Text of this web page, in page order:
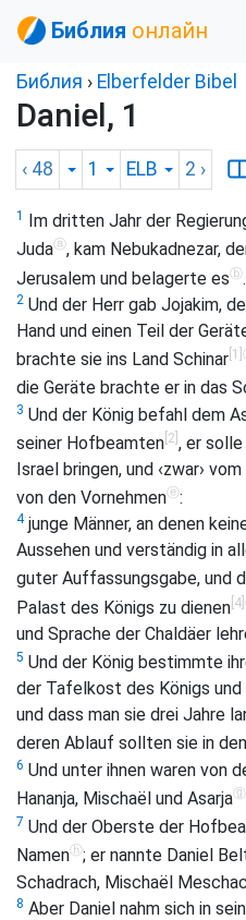
Библия онлайн
Библия › Elberfelder Bibel
Daniel, 1
‹ 48 1 ELB 2 ›
1
Im dritten Jahr der
Judaⓐ, kam Nebukadnezar,
Jerusalem und belagerte esⓑ.
2 Und der Herr gab Jojakim,
Hand und einen Teil der
brachte sie ins Land Schinar [1]
die Geräte brachte er in das
3 Und der König befahl dem
seiner Hofbeamten [2] , er solle
Israel bringen, und ‹zwar›
von den Vornehmenⓔ:
4junge Männer, an denen
Aussehen und verständig in
guter Auffassungsgabe, und
Palast des Königs zu dienen [4]
und Sprache der Chaldäer
5 Und der König bestimmte
der Tafelkost des Königs und
und dass man sie drei Jahre
deren Ablauf sollten sie in
6 Und unter ihnen waren von
Hananja, Mischaël und Asarjaⓖ
7 Und der Oberste der
Namenⓗ; er nannte Daniel
Schadrach, Mischaël
8 Aber Daniel nahm sich in